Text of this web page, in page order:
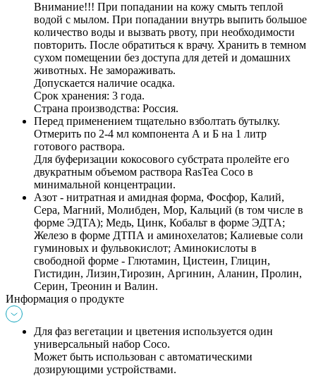
Внимание!!! При попадании на кожу смыть теплой
водой с мылом. При попадании внутрь выпить большое
количество воды и вызвать рвоту, при необходимости
повторить. После обратиться к врачу. Хранить в темном
сухом помещении без доступа для детей и домашних
животных. Не замораживать.
Допускается наличие осадка.
Срок хранения: 3 года.
Страна производства: Россия.
Перед применением тщательно взболтать бутылку.
Отмерить по 2-4 мл компонента А и Б на 1 литр
готового раствора.
Для буферизации кокосового субстрата пролейте его
двукратным объемом раствора RasTea Coco в
минимальной концентрации.
Азот - нитратная и амидная форма, Фосфор, Калий,
Сера, Магний, Молибден, Мор, Кальций (в том числе в
форме ЭДТА); Медь, Цинк, Кобальт в форме ЭДТA;
Железо в форме ДТПА и аминохелатов; Калиевые соли
гуминовых и фульвокислот; Аминокислоты в
свободной форме - Глютамин, Цистеин, Глицин,
Гистидин, Лизин,Тирозин, Аргинин, Аланин, Пролин,
Серин, Треонин и Валин.
Информация о продукте
Для фаз вегетации и цветения используется один
универсальный набор Coco.
Может быть использован с автоматическими
дозирующими устройствами.